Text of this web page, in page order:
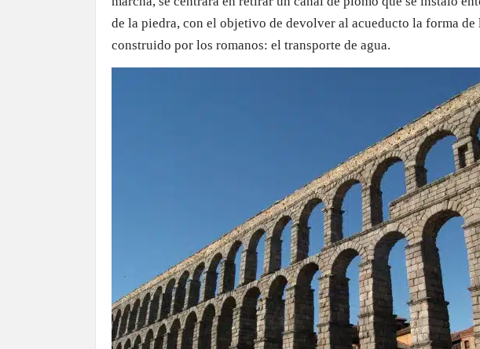
se
proceso
de
restauración
de la piedra, con el objetivo de devolver al acueducto la forma
construido por los romanos: el transporte de agua.